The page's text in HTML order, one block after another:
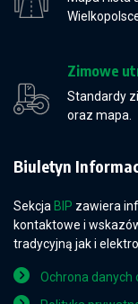
Zimowe
Standardy
oraz mapa.
Biuletyn
Sekcja BIP zawiera
kontaktowe i
tradycyjną jak i
Ochrona danych